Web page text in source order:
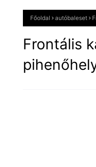
Főoldal autóbaleset
Frontális